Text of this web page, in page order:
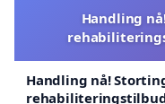
Handling
Handling nå!